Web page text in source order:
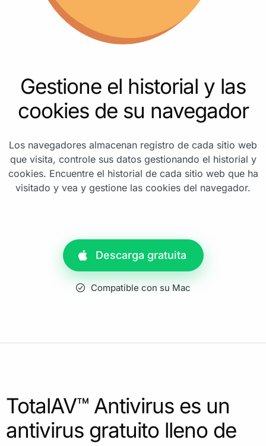
Gestione el historial y las
cookies de su navegador
Los navegadores almacenan registro de cada sitio web
que visita, controle sus datos gestionando el historial y
cookies. Encuentre el historial de cada sitio web que ha
visitado y vea y gestione las cookies del navegador.
Descarga gratuita
Compatible con su Mac
TotalAV™ Antivirus es un
antivirus gratuito lleno de